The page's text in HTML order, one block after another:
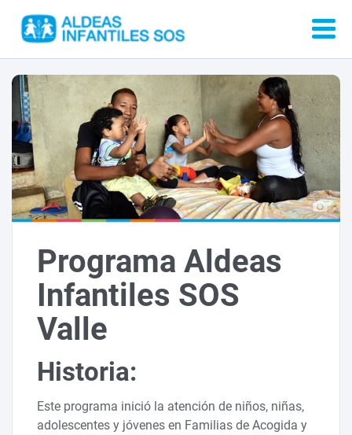
Programa Aldeas
Infantiles SOS
Valle
Historia:
Este programa inició la atención de niños, niñas,
adolescentes y jóvenes en Familias de Acogida y